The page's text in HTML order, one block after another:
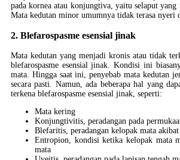
pada kornea atau konjungtiva, yaitu selaput yang
Mata kedutan minor umumnya tidak terasa nyeri
2. Blefarospasme esensial jinak
Mata kedutan yang menjadi kronis atau tidak
blefarospasme esensial jinak. Kondisi ini
mata. Hingga saat ini, penyebab mata kedutan
secara pasti. Namun, ada beberapa hal yang
terkena blefarospasme esensial jinak, seperti:
Mata kering
Konjungtivitis, peradangan pada
Blefaritis, peradangan kelopak mata
Entropion, kondisi ketika kelopak mata
mata